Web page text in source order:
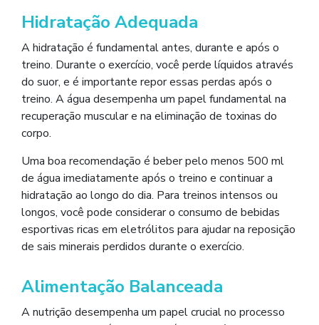
Hidratação Adequada
A hidratação é fundamental antes, durante e após o
treino. Durante o exercício, você perde líquidos através
do suor, e é importante repor essas perdas após o
treino. A água desempenha um papel fundamental na
recuperação muscular e na eliminação de toxinas do
corpo.
Uma boa recomendação é beber pelo menos 500 ml
de água imediatamente após o treino e continuar a
hidratação ao longo do dia. Para treinos intensos ou
longos, você pode considerar o consumo de bebidas
esportivas ricas em eletrólitos para ajudar na reposição
de sais minerais perdidos durante o exercício.
Alimentação Balanceada
A nutrição desempenha um papel crucial no processo